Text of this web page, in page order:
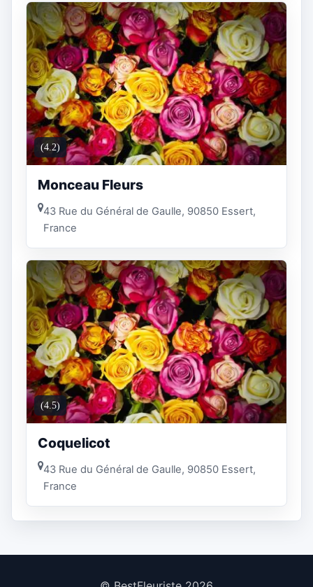
(4.2)
Monceau Fleurs
43 Rue du Général de Gaulle, 90850 Essert,
France
(4.5)
Coquelicot
43 Rue du Général de Gaulle, 90850 Essert,
France